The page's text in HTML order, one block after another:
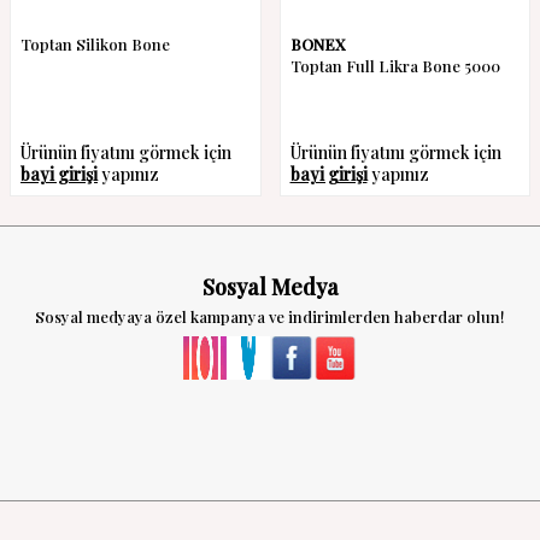
Toptan Silikon Bone
Ürünün fiyatını görmek için
bayi girişiyapınız
BONEX
Toptan Full Likra Bone 5000
Ürünün fiyatını görmek için
bayi girişiyapınız
Sosyal Medya
Sosyal medyaya özel kampanya ve indirimlerden haberdar olun!